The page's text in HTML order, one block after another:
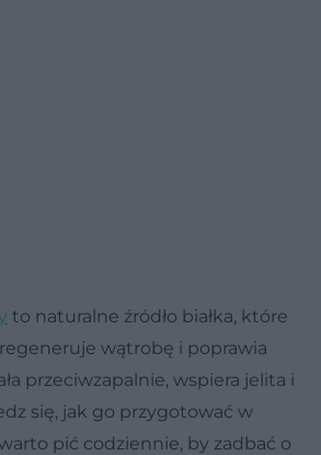
to naturalne źródło białka, które
wątrobę i poprawia
przeciwzapalnie, wspiera jelita i
się, jak go przygotować w
pić codziennie, by zadbać o